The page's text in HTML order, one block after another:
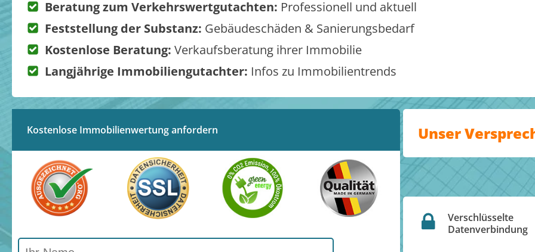
Beratung zum Verkehrswertgutachten: Professionell und aktuell
Feststellung der Substanz: Gebäudeschäden & Sanierungsbedarf
Kostenlose Beratung: Verkaufsberatung ihrer Immobilie
Langjährige Immobiliengutachter: Infos zu Immobilientrends
Kostenlose Immobilienwertung anfordern Unser
Verschlüsselte
Datenverbindung